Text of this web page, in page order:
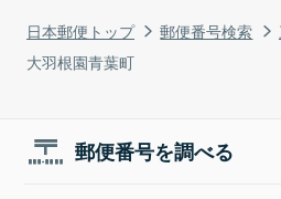
日本郵便トップ 郵便番号検索
大羽根園青葉町
郵便番号を調べる